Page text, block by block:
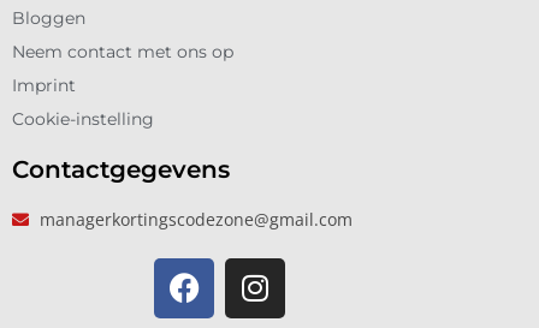
Bloggen
Neem contact met ons op
Imprint
Cookie-instelling
Contactgegevens
managerkortingscodezone@gmail.com